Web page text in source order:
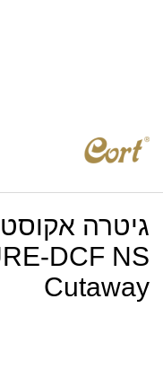
גיטרה
DCF NS
Cutaway